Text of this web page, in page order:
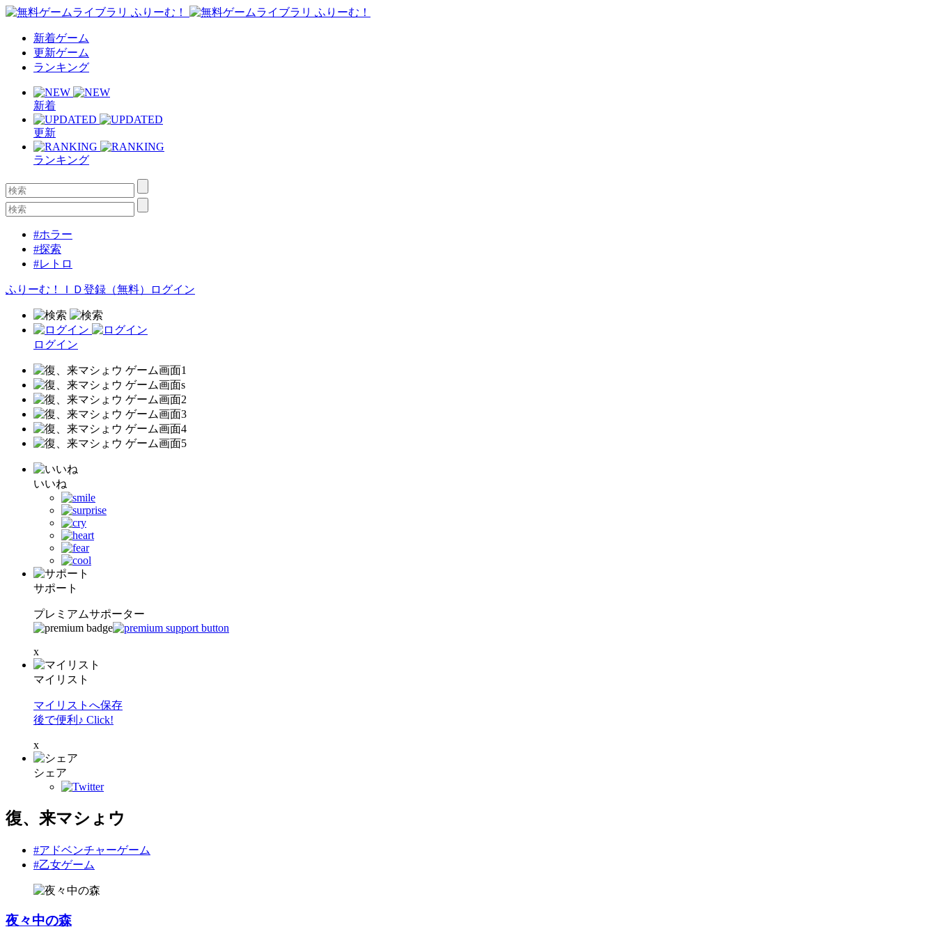
新着ゲーム
更新ゲーム
ランキング
新着
更新
ランキング
#ホラー
#探索
#レトロ
ふりーむ！ＩＤ登録（無料） ログイン
ログイン
いいね
サポート
プレミアムサポーター
x
マイリスト
マイリストへ保存
後で便利♪ Click!
x
シェア
復、来マシょウ
#アドベンチャーゲーム
#乙女ゲーム
夜々中の森